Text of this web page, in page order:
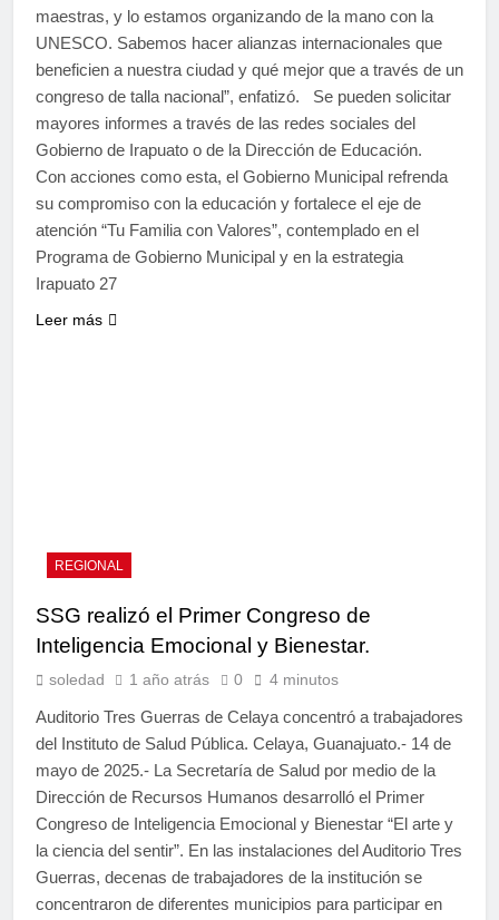
maestras, y lo estamos organizando de la mano con la
UNESCO. Sabemos hacer alianzas internacionales que
beneficien a nuestra ciudad y qué mejor que a través de un
congreso de talla nacional”, enfatizó. Se pueden solicitar
mayores informes a través de las redes sociales del
Gobierno de Irapuato o de la Dirección de Educación.
Con acciones como esta, el Gobierno Municipal refrenda
su compromiso con la educación y fortalece el eje de
atención “Tu Familia con Valores”, contemplado en el
Programa de Gobierno Municipal y en la estrategia
Irapuato 27
Leer más
REGIONAL
SSG realizó el Primer Congreso de
Inteligencia Emocional y Bienestar.
soledad 1 año atrás 0 4 minutos
Auditorio Tres Guerras de Celaya concentró a trabajadores
del Instituto de Salud Pública. Celaya, Guanajuato.- 14 de
mayo de 2025.- La Secretaría de Salud por medio de la
Dirección de Recursos Humanos desarrolló el Primer
Congreso de Inteligencia Emocional y Bienestar “El arte y
la ciencia del sentir”. En las instalaciones del Auditorio Tres
Guerras, decenas de trabajadores de la institución se
concentraron de diferentes municipios para participar en